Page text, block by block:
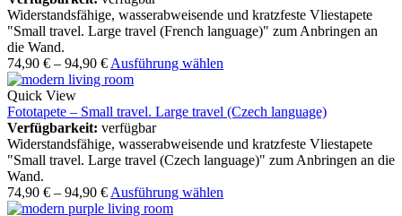
Widerstandsfähige, wasserabweisende und kratzfeste Vliestapete
"Small travel. Large travel (French language)" zum Anbringen an
die Wand.
74,90 € – 94,90 € Ausführung wählen
Quick View
Fototapete – Small travel. Large travel (Czech language)
Verfügbarkeit: verfügbar
Widerstandsfähige, wasserabweisende und kratzfeste Vliestapete
"Small travel. Large travel (Czech language)" zum Anbringen an die
Wand.
74,90 € – 94,90 € Ausführung wählen